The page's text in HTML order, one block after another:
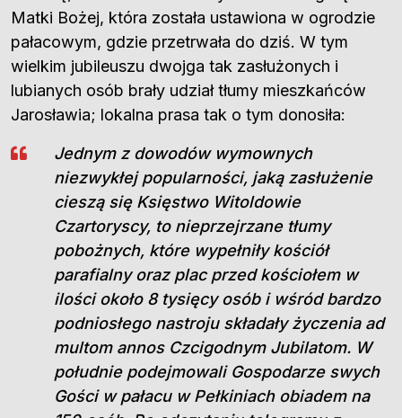
Matki Bożej, która została ustawiona w ogrodzie
pałacowym, gdzie przetrwała do dziś. W tym
wielkim jubileuszu dwojga tak zasłużonych i
lubianych osób brały udział tłumy mieszkańców
Jarosławia; lokalna prasa tak o tym donosiła:
Jednym z dowodów wymownych
niezwykłej popularności, jaką zasłużenie
cieszą się Księstwo Witoldowie
Czartoryscy, to nieprzejrzane tłumy
pobożnych, które wypełniły kościół
parafialny oraz plac przed kościołem w
ilości około 8 tysięcy osób i wśród bardzo
podniosłego nastroju składały życzenia ad
multom annos Czcigodnym Jubilatom. W
południe podejmowali Gospodarze swych
Gości w pałacu w Pełkiniach obiadem na